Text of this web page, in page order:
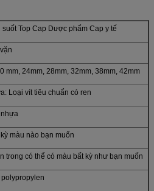
suốt Top Cap Dược phẩm Cap y tế
mm, 24mm, 28mm, 32mm, 38mm, 42mm
Loại vít tiêu chuẩn có ren
nhựa
màu nào bạn muốn
trong có thể có màu bất kỳ như bạn muốn